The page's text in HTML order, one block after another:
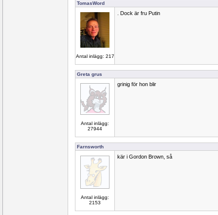
TomasWord
Antal inlägg: 217
. Dock är fru Putin
Greta grus
Antal inlägg:
27944
grinig för hon blir
Farnsworth
Antal inlägg:
2153
kär i Gordon Brown, så